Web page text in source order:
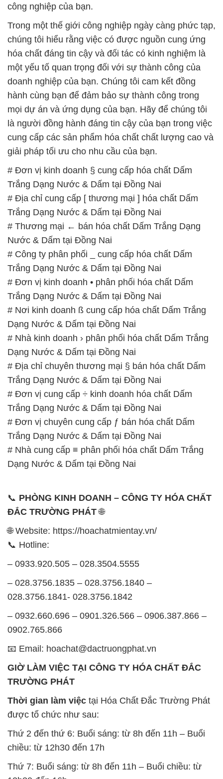
một yếu tố quan trọng đối với sự thành công của
doanh nghiệp của bạn. Chúng tôi cam kết đồng
hành cùng bạn để đảm bảo sự thành công trong
mọi dự án và ứng dụng của bạn. Hãy để chúng tôi
là người đồng hành đáng tin cậy của bạn trong việc
cung cấp các sản phẩm hóa chất chất lượng cao và
giải pháp tối ưu cho nhu cầu của bạn.
# Đơn vị kinh doanh § cung cấp hóa chất Dấm
Trắng Dạng Nước & Dấm tại Đồng Nai
# Địa chỉ cung cấp [ thương mại ] hóa chất Dấm
Trắng Dạng Nước & Dấm tại Đồng Nai
# Thương mại ← bán hóa chất Dấm Trắng Dạng
Nước & Dấm tại Đồng Nai
# Công ty phân phối _ cung cấp hóa chất Dấm
Trắng Dạng Nước & Dấm tại Đồng Nai
# Đơn vị kinh doanh • phân phối hóa chất Dấm
Trắng Dạng Nước & Dấm tại Đồng Nai
# Nơi kinh doanh ß cung cấp hóa chất Dấm Trắng
Dạng Nước & Dấm tại Đồng Nai
# Nhà kinh doanh › phân phối hóa chất Dấm Trắng
Dạng Nước & Dấm tại Đồng Nai
# Địa chỉ chuyên thương mại § bán hóa chất Dấm
Trắng Dạng Nước & Dấm tại Đồng Nai
# Đơn vị cung cấp ÷ kinh doanh hóa chất Dấm
Trắng Dạng Nước & Dấm tại Đồng Nai
# Đơn vị chuyên cung cấp ƒ bán hóa chất Dấm
Trắng Dạng Nước & Dấm tại Đồng Nai
# Nhà cung cấp ≡ phân phối hóa chất Dấm Trắng
Dạng Nước & Dấm tại Đồng Nai
📞PHÒNG KINH DOANH – CÔNG TY HÓA CHẤT
ĐẮC TRƯỜNG PHÁT🌐
🌐 Website: https://hoachatmientay.vn/
– 0933.920.505 – 028.3504.5555
028.3756.1841- 028.3756.1842
0902.765.866
📧 Email: hoachat@dactruongphat.vn
TRƯỜNG PHÁT
được tổ chức như sau:
Thứ 2 đến thứ 6: Buổi sáng: từ 8h đến 11h – Buổi
chiều: từ 12h30 đến 17h
Thứ 7: Buổi sáng: từ 8h đến 11h – Buổi chiều: từ
12h30 đến 16h
Chủ nhật: Nghỉ chủ nhật hàng tuần
thủ giờ làm việc để đảm bảo sự hỗ trợ tốt nhất cho